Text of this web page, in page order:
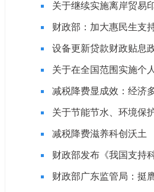
关于继续实施离岸贸易
财政部：加大惠民生支
设备更新贷款财政贴息
关于在全国范围实施个
减税降费显成效：经济
关于节能节水、环境保
减税降费滋养科创沃土
财政部发布《我国支持
财政部广东监管局：挺